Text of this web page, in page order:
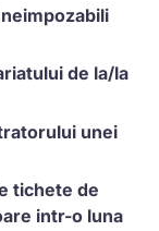
de la/la
unei
tichete de
intr-o luna